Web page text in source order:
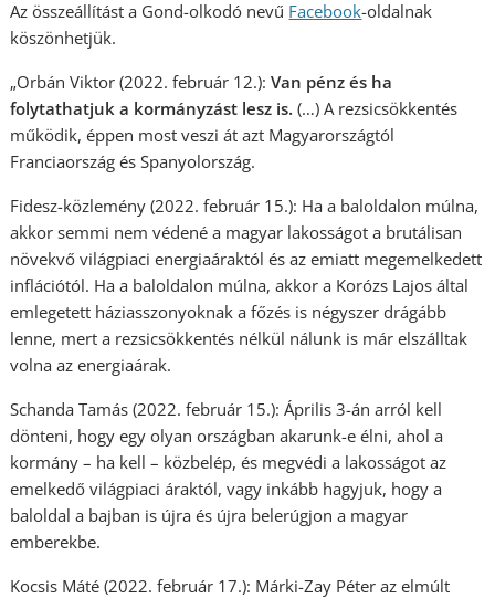
Az összeállítást a Gond-olkodó nevű Facebook-oldalnak
köszönhetjük.
„Orbán Viktor (2022. február 12.):Van pénz és ha
folytathatjuk a kormányzást lesz is. (…) A rezsicsökkentés
működik, éppen most veszi át azt Magyarországtól
Franciaország és Spanyolország.
Fidesz-közlemény (2022. február 15.): Ha a baloldalon múlna,
akkor semmi nem védené a magyar lakosságot a brutálisan
növekvő világpiaci energiaáraktól és az emiatt megemelkedett
inflációtól. Ha a baloldalon múlna, akkor a Korózs Lajos által
emlegetett háziasszonyoknak a főzés is négyszer drágább
lenne, mert a rezsicsökkentés nélkül nálunk is már elszálltak
volna az energiaárak.
Schanda Tamás (2022. február 15.): Április 3-án arról kell
dönteni, hogy egy olyan országban akarunk-e élni, ahol a
kormány – ha kell – közbelép, és megvédi a lakosságot az
emelkedő világpiaci áraktól, vagy inkább hagyjuk, hogy a
baloldal a bajban is újra és újra belerúgjon a magyar
emberekbe.
Kocsis Máté (2022. február 17.): Márki-Zay Péter az elmúlt